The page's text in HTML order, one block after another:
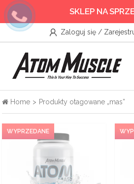
Zaloguj się /
Home > Produkty otagowane „mas”
SKLEP NA
Akcesoria
Azoty
Boostery Testosteronu